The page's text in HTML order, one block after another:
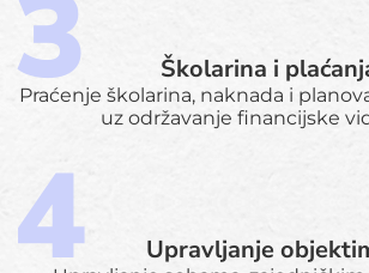
Školarina i
Praćenje školarina, naknada i
uz održavanje financijske
Upravljanje